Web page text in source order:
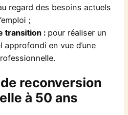
regard des besoins actuels
;
transition : pour réaliser un
approfondi en vue d’une
reconversion
à 50 ans